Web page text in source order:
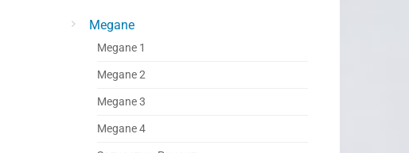
Megane
Megane 1
Megane 2
Megane 3
Megane 4